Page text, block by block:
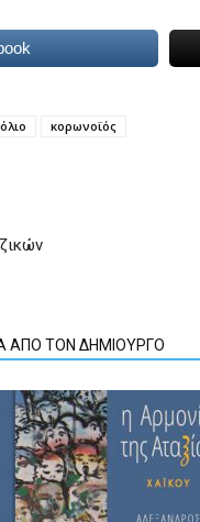
κορωνοϊός
ΑΠΟ ΤΟΝ ΔΗΜΙΟΥΡΓΟ